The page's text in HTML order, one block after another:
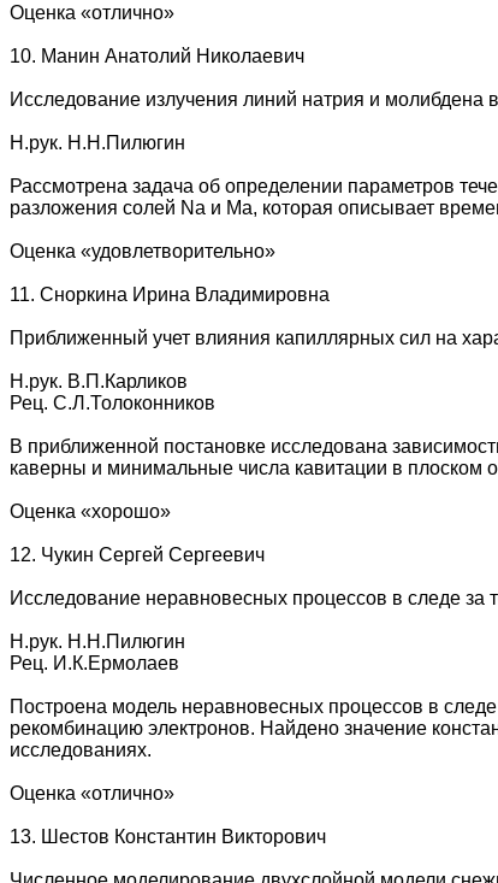
Оценка «отлично»
10. Манин Анатолий Николаевич
Исследование излучения линий натрия и молибдена
Н.рук. Н.Н.Пилюгин
Рассмотрена задача об определении параметров
разложения солей Na и Ma, которая описывает
Оценка «удовлетворительно»
11. Сноркина Ирина Владимировна
Приближенный учет влияния капиллярных сил на
Н.рук. В.П.Карликов
Рец. С.Л.Толоконников
В приближенной постановке исследована
каверны и минимальные числа кавитации в плоском
Оценка «хорошо»
12. Чукин Сергей Сергеевич
Исследование неравновесных процессов в следе за
Н.рук. Н.Н.Пилюгин
Рец. И.К.Ермолаев
Построена модель неравновесных процессов в
рекомбинацию электронов. Найдено значение
исследованиях.
Оценка «отлично»
13. Шестов Константин Викторович